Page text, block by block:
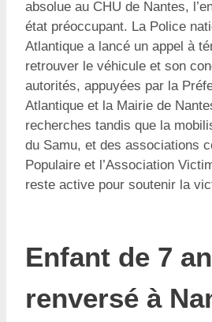
absolue au CHU de Nantes,
état préoccupant. La Police
Atlantique a lancé un appel à
retrouver le véhicule et son
autorités, appuyées par la
Atlantique et la Mairie de
recherches tandis que la
du Samu, et des associations
Populaire et l’Association
reste active pour soutenir la
Enfant de 7
renversé à